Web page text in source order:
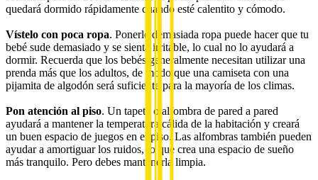
quedará dormido rápidamente cuando esté calentito y cómodo.
Vístelo con poca ropa. Ponerle demasiada ropa puede hacer que tu
bebé sude demasiado y se sienta irritable, lo cual no lo ayudará a
dormir. Recuerda que los bebés generalmente necesitan utilizar una
prenda más que los adultos, de modo que una camiseta con una
pijamita de algodón será suficiente para la mayoría de los climas.
Pon atención al piso. Un tapete o alfombra de pared a pared
ayudará a mantener la temperatura cálida de la habitación y creará
un buen espacio de juegos en el piso. Las alfombras también pueden
ayudar a amortiguar los ruidos, lo que crea una espacio de sueño
más tranquilo. Pero debes mantenerla limpia.